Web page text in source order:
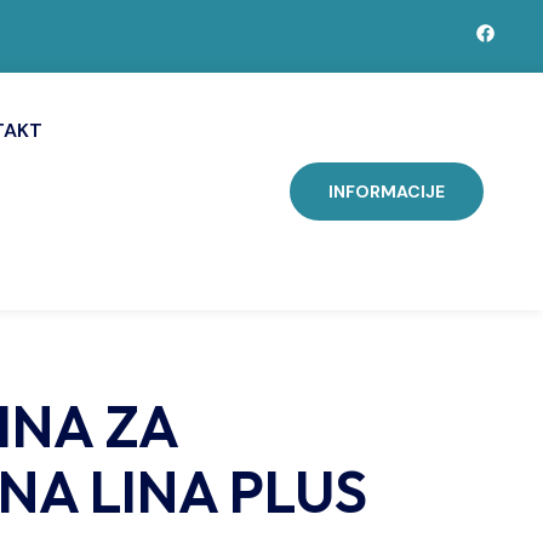
INFORMACIJE
ZA
LINA PLUS